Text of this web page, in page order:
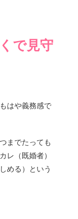
で見守
はや義務感で
までたっても
レ（既婚者）
める）という